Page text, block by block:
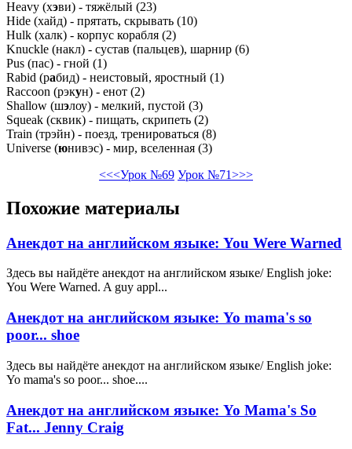
Heavy (хэви) - тяжёлый (23)
Hide (хайд) - прятать, скрывать (10)
Hulk (халк) - корпус корабля (2)
Knuckle (накл) - сустав (пальцев), шарнир (6)
Pus (пас) - гной (1)
Rabid (рабид) - неистовый, яростный (1)
Raccoon (рэкун) - енот (2)
Shallow (шэлоу) - мелкий, пустой (3)
Squeak (сквик) - пищать, скрипеть (2)
Train (трэйн) - поезд, тренироваться (8)
Universe (юнивэс) - мир, вселенная (3)
<<<Урок №69 Урок №71>>>
Похожие материалы
Анекдот на английском языке: You Were Warned
Здесь вы найдёте анекдот на английском языке/ English joke:
You Were Warned. A guy appl...
Анекдот на английском языке: Yo mama's so
poor... shoe
Здесь вы найдёте анекдот на английском языке/ English joke:
Yo mama's so poor... shoe....
Анекдот на английском языке: Yo Mama's So
Fat... Jenny Craig